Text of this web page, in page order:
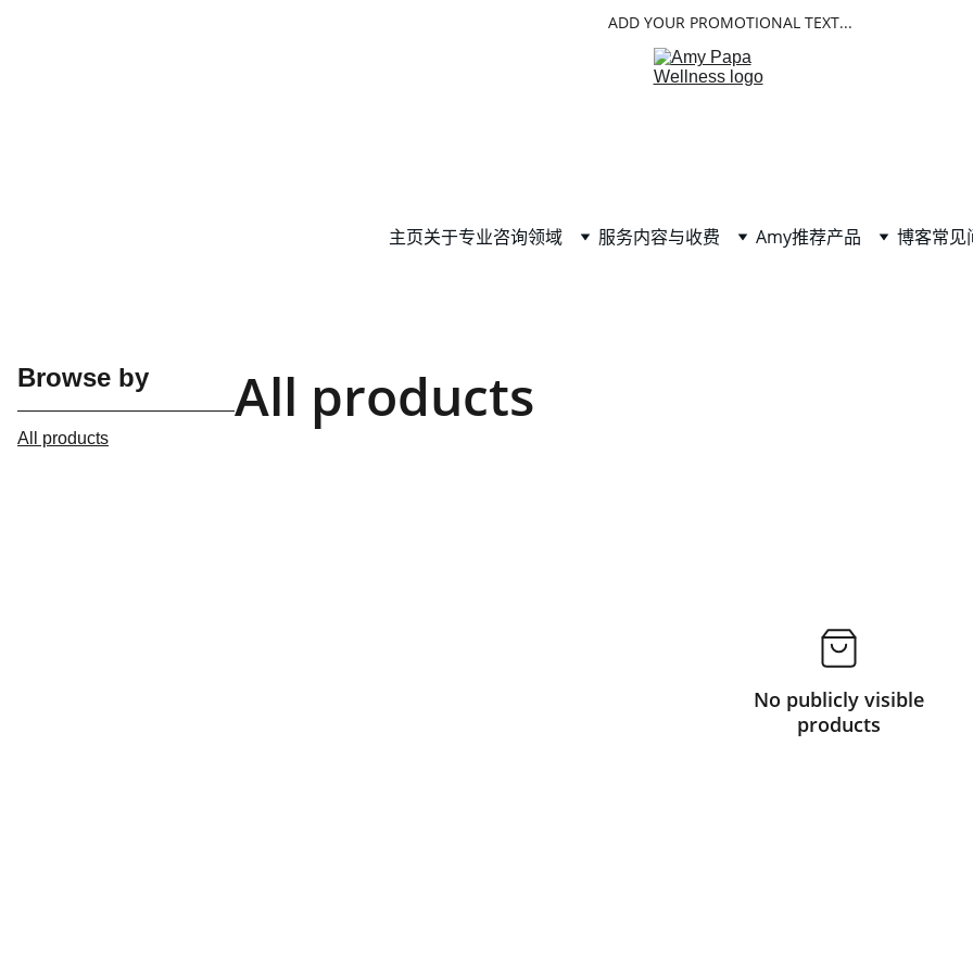
ADD YOUR PROMOTIONAL TEXT...
主页关于专业咨询领域 服务内容与收费 Amy推荐产品 博客常见
Browse by
All products
All products
No publicly visible
products